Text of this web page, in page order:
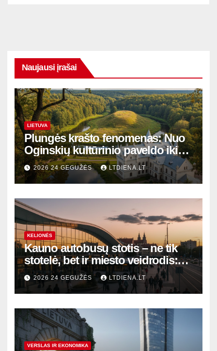
Naujausi įrašai
LIETUVA
Plungės krašto fenomenas: Nuo
Oginskių kultūrinio paveldo iki
Žemaitijos gamtos perlų
2026 24 GEGUŽĖS LTDIENA.LT
KELIONĖS
Kauno autobusų stotis – ne tik
stotelė, bet ir miesto veidrodis:
modernūs vartai į laikinąją
sostinę
2026 24 GEGUŽĖS LTDIENA.LT
VERSLAS IR EKONOMIKA